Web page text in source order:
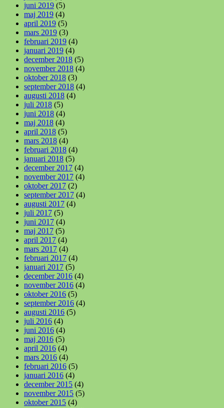
juni 2019 (5)
maj 2019 (4)
april 2019 (5)
mars 2019 (3)
februari 2019 (4)
januari 2019 (4)
december 2018 (5)
november 2018 (4)
oktober 2018 (3)
september 2018 (4)
augusti 2018 (4)
juli 2018 (5)
juni 2018 (4)
maj 2018 (4)
april 2018 (5)
mars 2018 (4)
februari 2018 (4)
januari 2018 (5)
december 2017 (4)
november 2017 (4)
oktober 2017 (2)
september 2017 (4)
augusti 2017 (4)
juli 2017 (5)
juni 2017 (4)
maj 2017 (5)
april 2017 (4)
mars 2017 (4)
februari 2017 (4)
januari 2017 (5)
december 2016 (4)
november 2016 (4)
oktober 2016 (5)
september 2016 (4)
augusti 2016 (5)
juli 2016 (4)
juni 2016 (4)
maj 2016 (5)
april 2016 (4)
mars 2016 (4)
februari 2016 (5)
januari 2016 (4)
december 2015 (4)
november 2015 (5)
oktober 2015 (4)